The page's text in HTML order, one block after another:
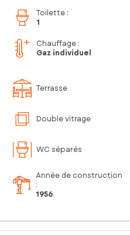
Toilette :
1
Chauffage :
Gaz individuel
Terrasse
Double vitrage
WC séparés
Année de construction
:
1956